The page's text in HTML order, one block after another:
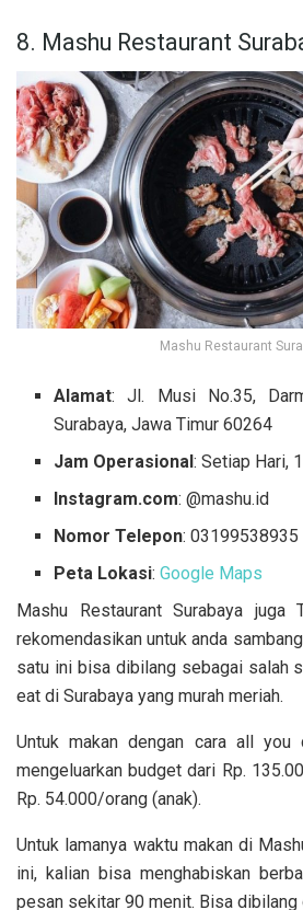
8. Mashu Restaurant
Mashu Restaurant
Alamat: Jl. Musi No.35,
Surabaya, Jawa Timur 60264
Jam Operasional: Setiap Hari,
Instagram.com: @mashu.id
Nomor Telepon: 03199538935
Peta Lokasi:Google Maps
Mashu Restaurant Surabaya juga
rekomendasikan untuk anda
satu ini bisa dibilang sebagai salah
eat di Surabaya yang murah meriah.
Untuk makan dengan cara all you
mengeluarkan budget dari Rp.
Rp. 54.000/orang (anak).
Untuk lamanya waktu makan di
ini, kalian bisa menghabiskan
pesan sekitar 90 menit. Bisa dibilang